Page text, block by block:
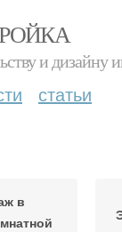
и дизайну
статьи
в